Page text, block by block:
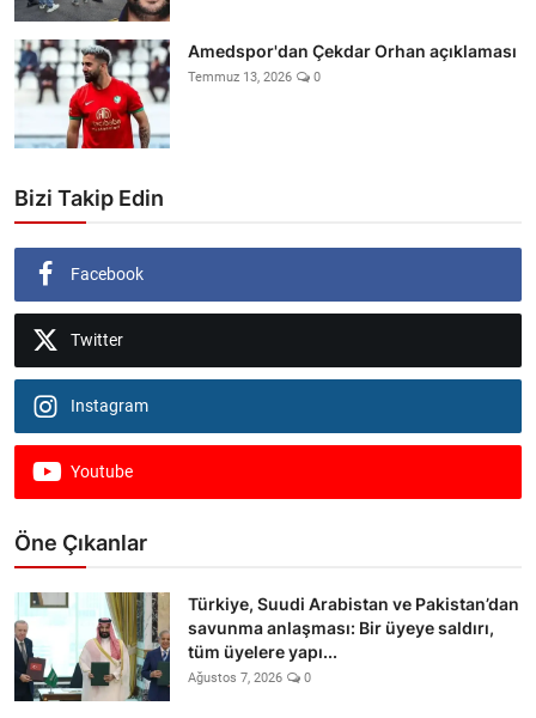
Amedspor'dan Çekdar Orhan açıklaması
Temmuz 13, 2026 0
Bizi Takip Edin
Facebook
Twitter
Instagram
Youtube
Öne Çıkanlar
Türkiye, Suudi Arabistan ve Pakistan’dan
savunma anlaşması: Bir üyeye saldırı,
tüm üyelere yapı...
Ağustos 7, 2026 0